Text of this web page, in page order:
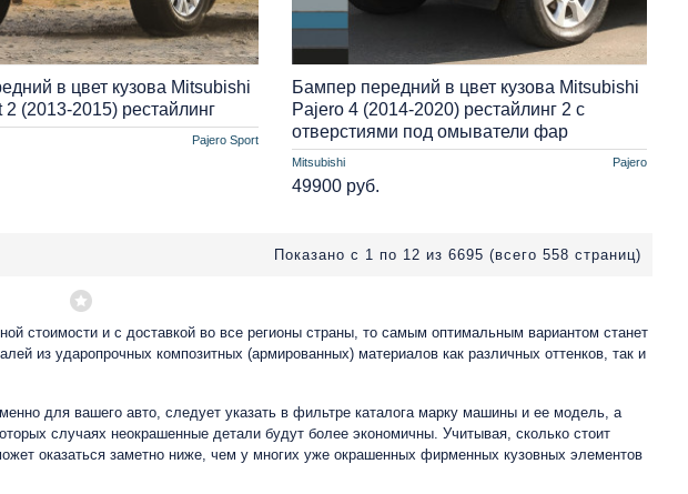
Pajero Sport
в цвет кузова Mitsubishi
2 (2013-2015) рестайлинг
Mitsubishi Pajero
Бампер передний в цвет кузова Mitsubishi
Pajero 4 (2014-2020) рестайлинг 2 с
отверстиями под омыватели фар
49900 руб.
Показано с 1 по 12 из 6695 (всего 558 страниц)
стоимости и с доставкой во все регионы страны, то самым оптимальным вариантом станет
из ударопрочных композитных (армированных) материалов как различных оттенков, так и
для вашего авто, следует указать в фильтре каталога марку машины и ее модель, а
случаях неокрашенные детали будут более экономичны. Учитывая, сколько стоит
оказаться заметно ниже, чем у многих уже окрашенных фирменных кузовных элементов